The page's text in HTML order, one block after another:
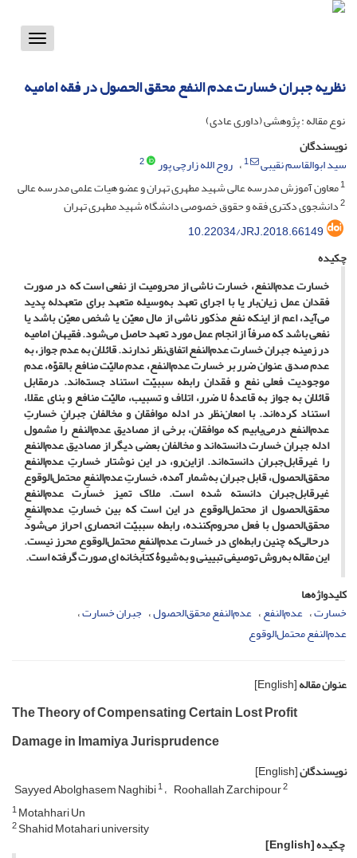
Toggle
نظریه جبران خسارت عدم النفع محقق الحصول در فقه امامیه
نوع مقاله : پژوهشی (داوری عادی)
نویسندگان
سید ابوالقاسم نقیبی
1 روح الله زارچی پور
2
1معاون آموزش مدرسه عالی شهید مطهری تهران و عضو هیات علمی مدرسه عالی
2دانشجوی دکتری فقه و حقوق خصوصی دانشگاه شهید مطهری تهران
10.22034/JRJ.2018.66149
چکیده
خسارت عدم‌النفع، خسارت ناشی از محرومیت از نفعی است که در صورت
فقدان عمل زیان‌بار یا با اجرای تعهد به‌وسیله متعهد برای متعهدله پدید
می‌آید، اعم از اینکه نفع مذکور ناشی از مال معیّن یا شخص معیّن باشد یا
نفعی باشد که صرفاً از انجام عمل مورد تعهد حاصل می‌شود. فقیهان امامیه
در زمینه جبران خسارت عدم‌النفع اتفاق‌نظر ندارند. قائلان به عدم جواز، به
عدم صدق عنوان ضرر بر خسارت عدم‌النفع، عدم مالیّت منافع بالقوّه‌، عدم
موجودیت فعلی نفع و فقدان رابطه سببیّت استناد جسته‌اند. درمقابل
قائلان به جواز به قاعدۀ لا ضرر، اتلاف و تسبیب، مالیّت منافع و بنای عقلا،
استناد کرده‌اند. با امعان‌نظر در ادله موافقان و مخالفان جبرانِ خسارتِ
عدم‌النفع درمی‌یابیم که موافقان، برخی از مصادیق عدم‌النفع را مشمول
ادله جبران خسارت دانسته‌اند و مخالفان بعضی دیگر از مصادیق عدم‌النفع
را غیرقابل‌جبران دانسته‌اند. از‌این‌رو، در این نوشتار خسارتِ عدم‌النفع
محقق‌الحصول، قابل جبران به‌شمار آمده، خسارتِ عدم‌النفعِ محتمل‌الوقوع
غیرقابل‌جبران دانسته شده است. ملاک تمیز خسارت عدم‌النفع
محقق‌الحصول از محتمل‌الوقوع در این است که بین خسارتِ عدم‌النفعِ
محقق‌الحصول با فعل محروم‌کننده، رابطه سببیّت انحصاری احراز می‌شود
درحالی‌که چنین رابطه‌ای در خسارت عدم‌النفعِ محتمل‌الوقوع محرز نیست.
این مقاله به‌روش توصیفی تبیینی و به‌شیوۀ کتابخانه­ ای صورت گرفته است.
کلیدواژه‌ها
خسارت عدم‌النفع عدم‌النفع محقق‌الحصول جبران خسارت
عدم‌النفع محتمل‌الوقوع
عنوان مقاله[English]
The Theory of Compensating Certain Lost Profit
Damage in Imamiya Jurisprudence
نویسندگان[English]
Sayyed Abolghasem Naghibi1 Roohallah Zarchipour2
1Motahhari Un
2Shahid Motahari university
چکیده[English]